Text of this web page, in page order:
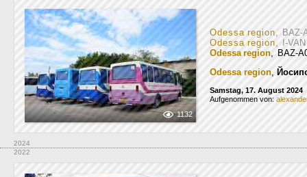
1132
Odessa region, BAZ-
Odessa region, I-
Odessa region, BAZ-
Odessa region,
Samstag, 17. August 2024
Aufgenommen von:
2024
2022